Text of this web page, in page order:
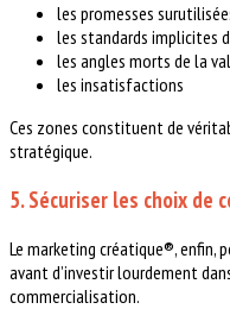
les promesses
les standards implicites
les angles morts de la
les insatisfactions
Ces zones constituent de
stratégique.
5. Sécuriser les choix de
Le marketing créatique®, enfin,
avant d’investir lourdement
commercialisation.